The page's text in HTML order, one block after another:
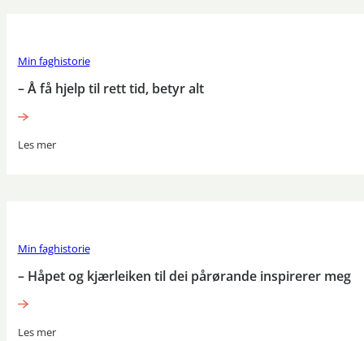
Min faghistorie
– Å få hjelp til rett tid, betyr alt
Les mer
Min faghistorie
– Håpet og kjærleiken til dei pårørande inspirerer meg
Les mer